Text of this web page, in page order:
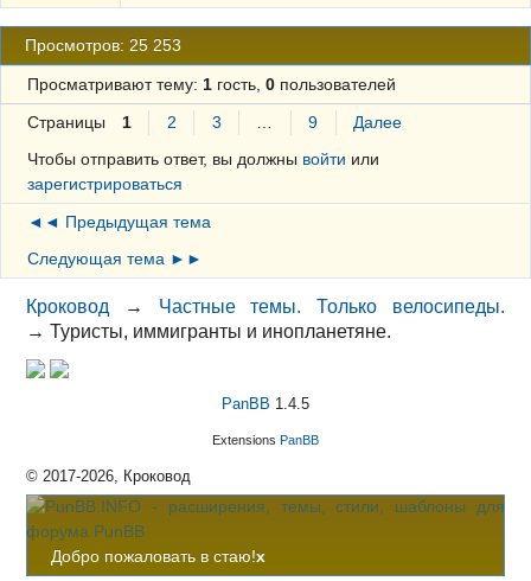
Просмотров: 25 253
Просматривают тему: 1гость, 0пользователей
Страницы 1 2 3 9
Далее
Чтобы отправить ответ, вы должны войти или
зарегистрироваться
◄◄ Предыдущая тема
Следующая тема ►►
Кроковод → Частные темы. Только велосипеды.
→Туристы, иммигранты и инопланетяне.
PanBB 1.4.5
Extensions PanBB
© 2017-2026, Кроковод
Добро пожаловать в стаю!x